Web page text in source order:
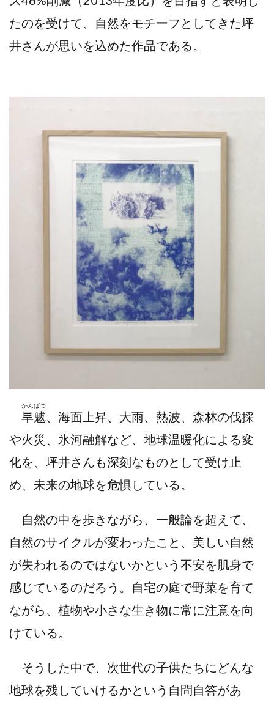
たのを受けて、自然をモチーフとしてきた坪
井さんが思いを込めた作品である。
旱魃
かんばつ
、海面上昇、大雨、熱波、森林の伐採
や火災、氷河融解など、地球温暖化による変
化を、坪井さんも深刻なものとして受け止
め、未来の地球を危惧している。
自然の中を歩きながら、一般論を超えて、
自然のサイクルが変わったこと、美しい自然
が失われるのではないかという不安を肌身で
感じているのだろう。自宅の庭で野菜を育て
ながら、植物や小さな生き物に常に注意を向
けている。
そうした中で、次世代の子供たちにどんな
地球を残していけるかという自問自答があ